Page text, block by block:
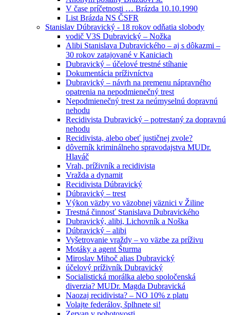
V čase príčetnosti … Brázda 10.10.1990
List Brázda NS ČSFR
Stanislav Dúbravický - 18 rokov odňatia slobody
vodič V3S Dubravický – Nožka
Alibi Stanislava Dubravického – aj s dôkazmi –
30 rokov zatajované v Kaniciach
Dubravický – účelové trestné stíhanie
Dokumentácia príživníctva
Dubravický – návrh na premenu nápravného
opatrenia na nepodmienečný trest
Nepodmienečný trest za neúmyselnú dopravnú
nehodu
Recidivista Dubravický – potrestaný za dopravnú
nehodu
Recidivista, alebo obeť justičnej zvole?
dôverník kriminálneho spravodajstva MUDr.
Hlaváč
Vrah, príživník a recidivista
Vražda a dynamit
Recidivista Dúbravický
Dúbravický – trest
Výkon väzby vo väzobnej väznici v Žiline
Trestná činnosť Stanislava Dubravického
Dubravický, alibi, Lichovník a Noška
Dúbravický – alibi
Vyšetrovanie vraždy – vo väzbe za príživu
Motáky a agent Šturma
Miroslav Mihoč alias Dubravický
účelový príživník Dubravický
Socialistická morálka alebo spoločenská
diverzia? MUDr. Magda Dubravická
Naozaj recidivista? – NO 10% z platu
Volajte federálov, šplhnete si!